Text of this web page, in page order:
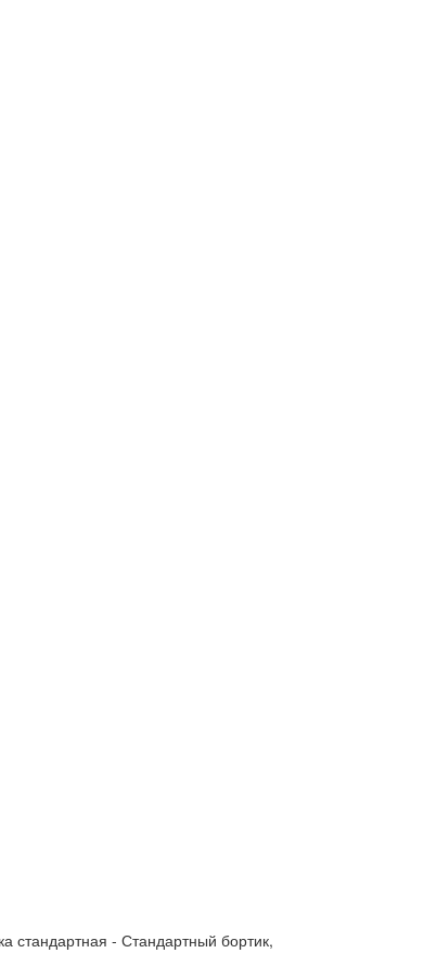
стандартная - Стандартный бортик,